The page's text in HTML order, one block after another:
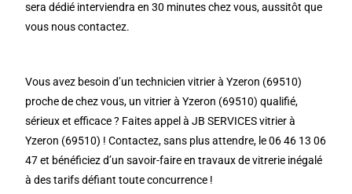
sera dédié interviendra en 30 minutes chez vous, aussitôt que
vous nous contactez.
Vous avez besoin d’un technicien vitrier à Yzeron (69510)
proche de chez vous, un vitrier à Yzeron (69510) qualifié,
sérieux et efficace ? Faites appel à JB SERVICES vitrier à
Yzeron (69510) ! Contactez, sans plus attendre, le 06 46 13 06
47 et bénéficiez d’un savoir-faire en travaux de vitrerie inégalé
à des tarifs défiant toute concurrence !